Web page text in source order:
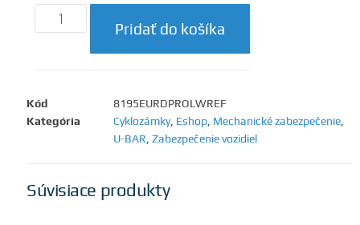
Pridať do košíka
Kód
8195EURDPROLWREF
Kategória
Cyklozámky, Eshop Mechanické zabezpečenie
U-BAR Zabezpečenie vozidiel
Súvisiace produkty